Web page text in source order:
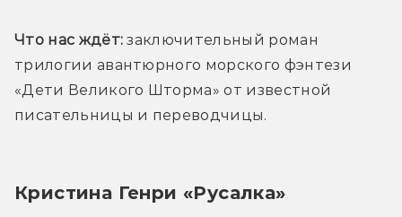
Что нас ждёт: заключительный роман
трилогии авантюрного морского фэнтези
«Дети Великого Шторма» от известной
писательницы и переводчицы.
Кристина Генри «Русалка»